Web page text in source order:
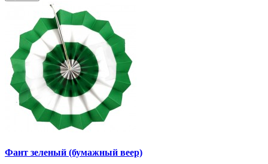
Фант зеленый (бумажный веер)